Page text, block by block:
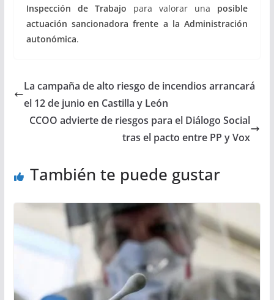
Inspección de Trabajo para valorar una posible
actuación sancionadora frente a la Administración
autonómica.
La campaña de alto riesgo de incendios arrancará
el 12 de junio en Castilla y León
CCOO advierte de riesgos para el Diálogo Social
tras el pacto entre PP y Vox
También te puede gustar